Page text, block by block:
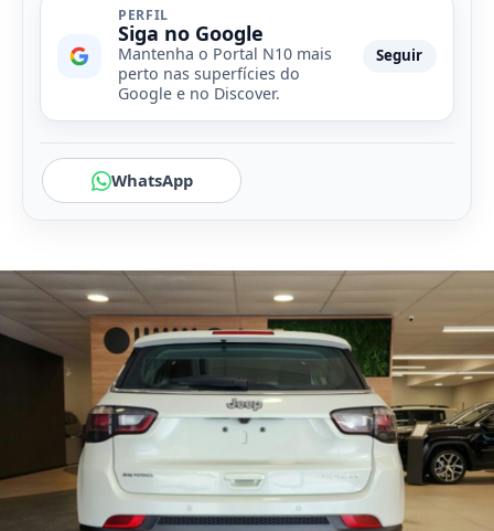
PERFIL
Siga no Google
Mantenha o Portal N10 mais
perto nas superfícies do
Google e no Discover.
Seguir
WhatsApp